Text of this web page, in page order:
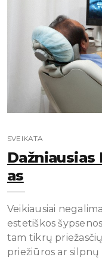
SVEIKATA
As
Veikiausiai
estetiškos
tam tikrų
priežiūros ar